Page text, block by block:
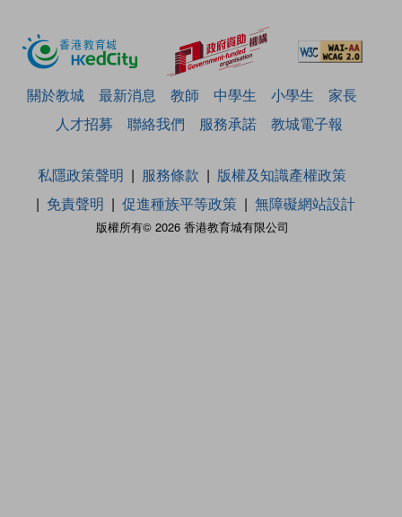
關於教城 最新消息 教師 中學生 小學生
家長
人才招募
聯絡我們 服務承諾 教城電子報
版權所有© 2026 香港教育城有限公司
私隱政策聲明 服務條款
版權及知識產權政策
免責聲明
促進種族平等政策 無障礙網站設計